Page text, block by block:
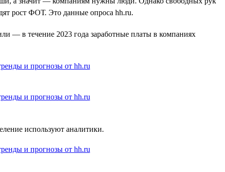
рост ФОТ. Это данные опроса hh.ru.
— в течение 2023 года заработные платы в компаниях
используют аналитики.